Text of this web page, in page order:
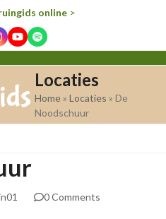
online>
YouTube
Spotify
Locaties
Home »Locaties »De
Noodschuur
0 Comments